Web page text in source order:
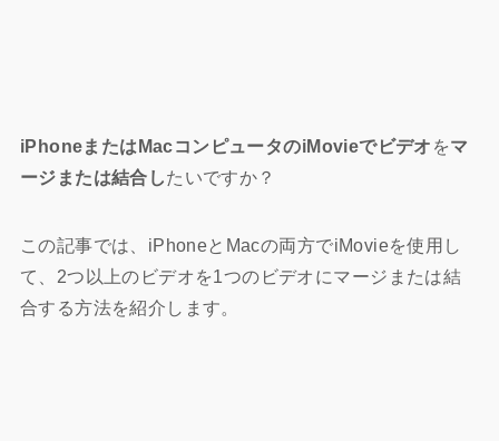
iPhoneまたはMacコンピュータのiMovieでビデオ をマ
ージまたは結合したいですか？
この記事では、iPhoneとMacの両方でiMovieを使用し
て、2つ以上のビデオを1つのビデオにマージまたは結
合する方法を紹介します。